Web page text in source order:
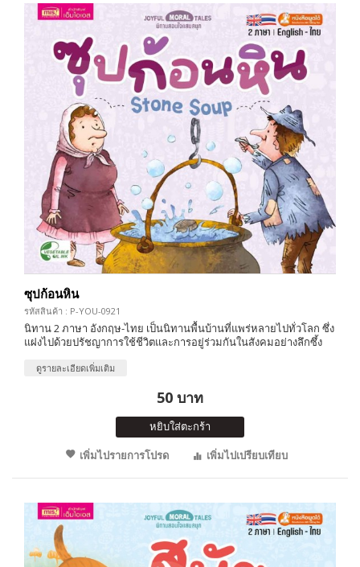
ซุปก้อนหิน
รหัสสินค้า : P-YOU-0921
นิทาน 2 ภาษา อังกฤษ-ไทย เป็นนิทานพื้นบ้านที่แพร่หลายไปทั่วโลก ซึ่ง
แฝงไปด้วยปรัชญาการใช้ชีวิตและการอยู่ร่วมกันในสังคมอย่างลึกซึ้ง
ดูรายละเอียดเพิ่มเติม
50 บาท
หยิบใส่ตะกร้า
เพิ่มไปรายการโปรด
เพิ่มไปเปรียบเทียบ